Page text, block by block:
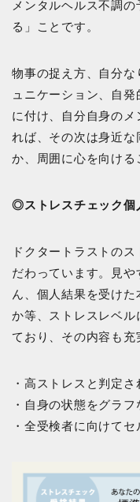
メンタルヘルス不調
る」ことです。
物事の捉え方、自分な
ュニケーション、自
に付け、自分自身のメ
れば、その次は身近
か、周囲に心を向ける
◎ストレスチェック個
ドクタートラストの
だわっています。見
ん、個人結果を受け
か等、ストレスレベル
ており、その内容も充
・高ストレスと判定
・自身の状態をグラ
・全受検者に向けて